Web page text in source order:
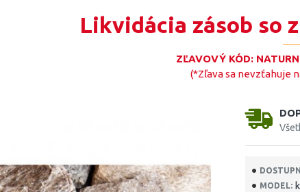
Likvidácia zásob so
ZĽAVOVÝ KÓD:
(*Zľava sa nevzťahuje
MODEL: